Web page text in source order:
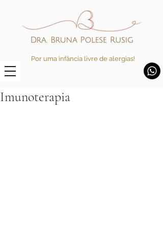
Por uma infância livre de alergias!
Imunoterapia